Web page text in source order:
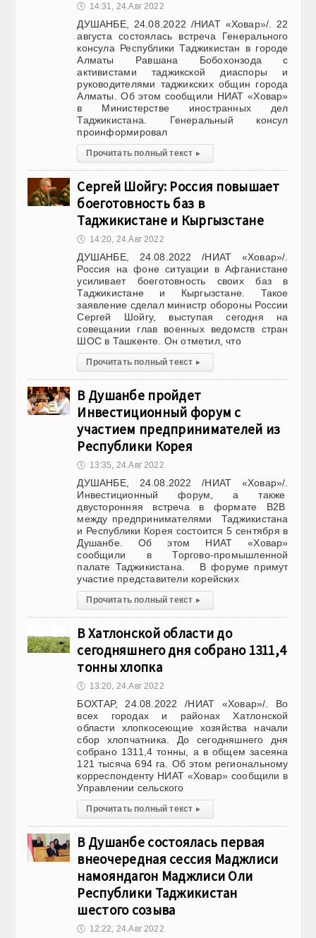
🕔 14:31, 24.Авг 2022
ДУШАНБЕ, 24.08.2022 /НИАТ «Ховар»/. 22
августа состоялась встреча Генерального
консула Республики Таджикистан в городе
Алматы Равшана Бобохонзода с
активистами таджикской диаспоры и
руководителями таджикских общин города
Алматы. Об этом сообщили НИАТ «Ховар»
в Министерстве иностранных дел
Таджикистана. Генеральный консул
проинформировал
Прочитать полный текст ▸
Сергей Шойгу: Россия повышает
боеготовность баз в
Таджикистане и Кыргызстане
🕔 14:20, 24.Авг 2022
ДУШАНБЕ, 24.08.2022 /НИАТ «Ховар»/.
Россия на фоне ситуации в Афганистане
усиливает боеготовность своих баз в
Таджикистане и Кыргызстане. Такое
заявление сделал министр обороны России
Сергей Шойгу, выступая сегодня на
совещании глав военных ведомств стран
ШОС в Ташкенте. Он отметил, что
Прочитать полный текст ▸
В Душанбе пройдет
Инвестиционный форум с
участием предпринимателей из
Республики Корея
🕔 13:35, 24.Авг 2022
ДУШАНБЕ, 24.08.2022 /НИАТ «Ховар»/.
Инвестиционный форум, а также
двусторонняя встреча в формате В2В
между предпринимателями Таджикистана
и Республики Корея состоится 5 сентября в
Душанбе. Об этом НИАТ «Ховар»
сообщили в Торгово-промышленной
палате Таджикистана. В форуме примут
участие представители корейских
Прочитать полный текст ▸
В Хатлонской области до
сегодняшнего дня собрано 1311,4
тонны хлопка
🕔 13:20, 24.Авг 2022
БОХТАР, 24.08.2022 /НИАТ «Ховар»/. Во
всех городах и районах Хатлонской
области хлопкосеющие хозяйства начали
сбор хлопчатника. До сегодняшнего дня
собрано 1311,4 тонны, а в общем засеяна
121 тысяча 694 га. Об этом региональному
корреспонденту НИАТ «Ховар» сообщили в
Управлении сельского
Прочитать полный текст ▸
В Душанбе состоялась первая
внеочередная сессия Маджлиси
намояндагон Маджлиси Оли
Республики Таджикистан
шестого созыва
🕔 12:22, 24.Авг 2022